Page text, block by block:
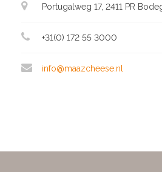
Portugalweg 17, 2411 PR
+31(0) 172 55 3000
info@maazcheese.nl